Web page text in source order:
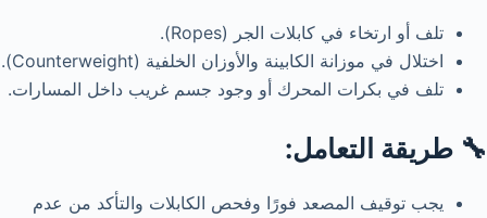
تلف أو ارتخاء في كابلات الجر (Ropes).
اختلال في موزانة الكابينة والأوزان الخلفية (Counterweight).
تلف في بكرات المحرك أو وجود جسم غريب داخل المسارات.
🔧 طريقة التعامل:
يجب توقيف المصعد فورًا وفحص الكابلات والتأكد من عدم